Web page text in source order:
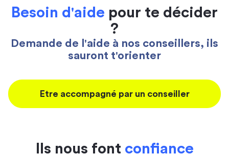
Besoin d'aide pour te décider
?
Demande de l'aide à nos conseillers, ils
sauront t'orienter
Etre accompagné par un conseiller
Ils nous font confiance